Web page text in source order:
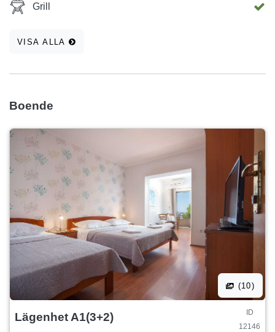
Grill
VISA ALLA
Boende
(10)
Lägenhet A1(3+2)
ID
12146